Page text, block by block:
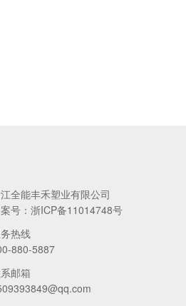
全能丰禾塑业有限公司
号： 浙ICP备11014748号
热线
880-5887
邮箱